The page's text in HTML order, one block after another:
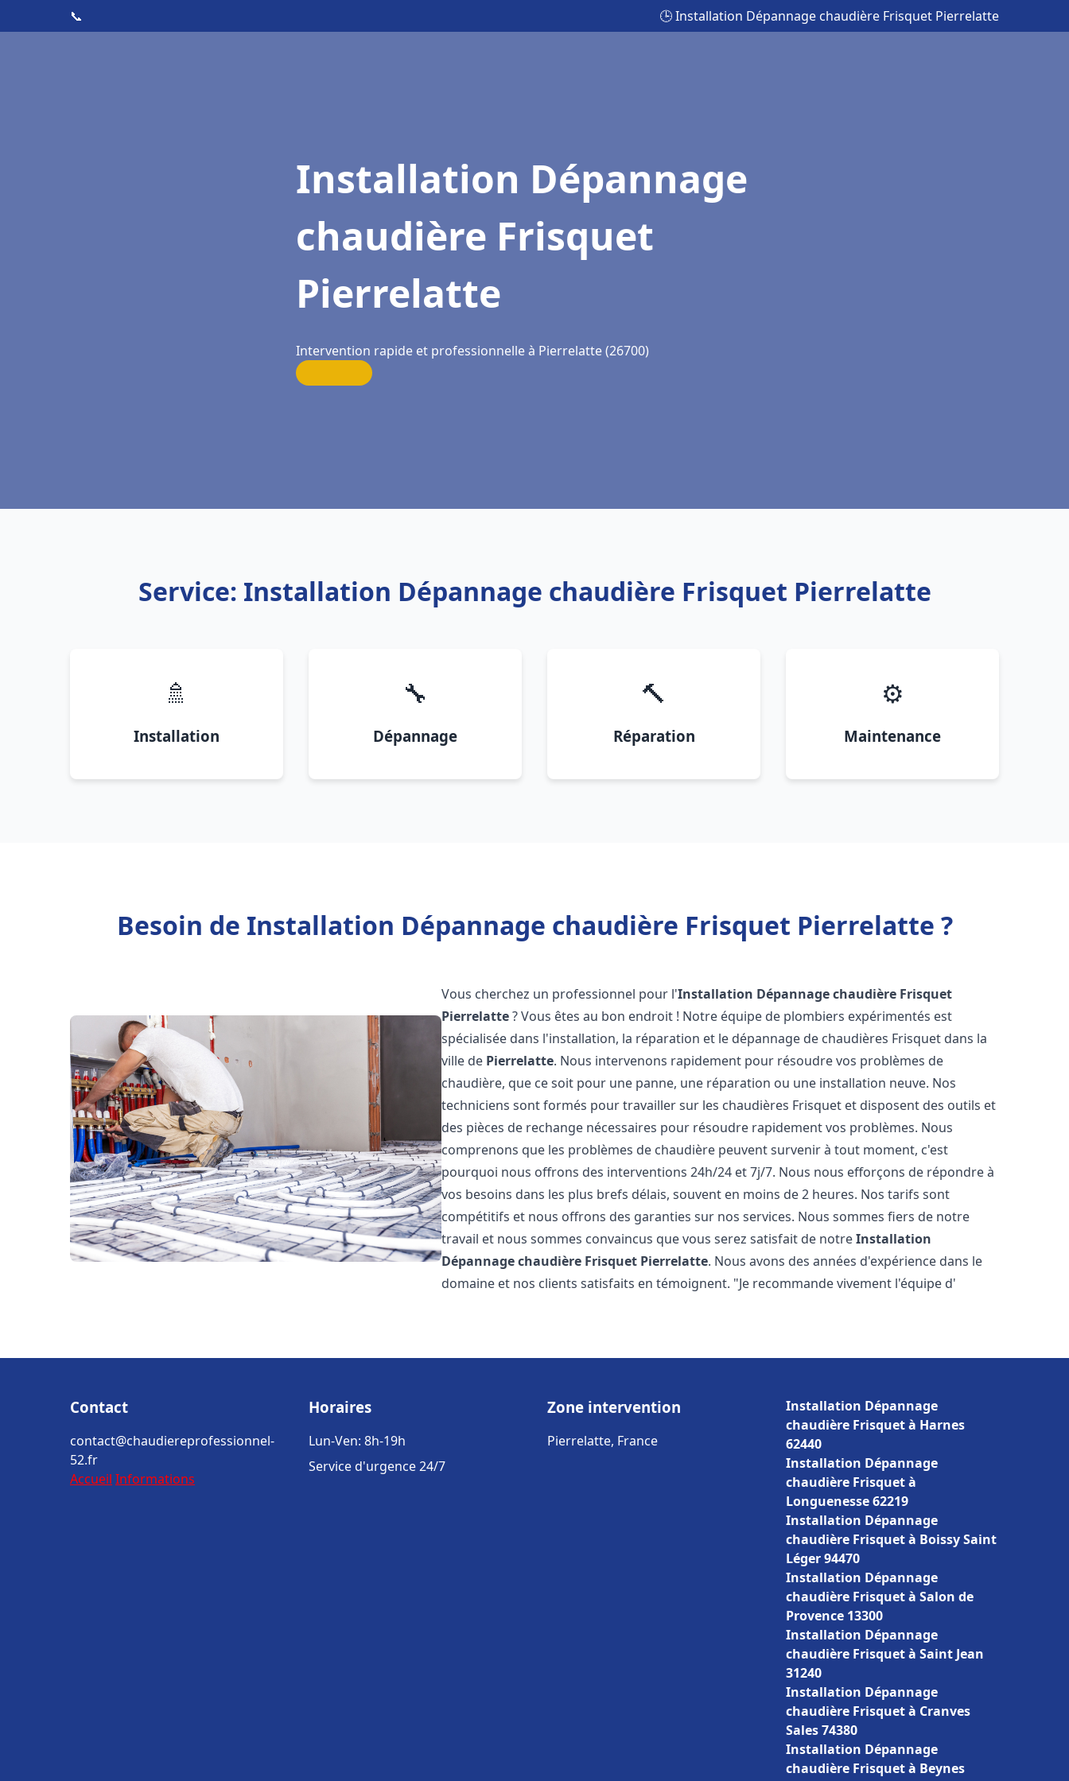
📞 🕒 Installation Dépannage chaudière Frisquet Pierrelatte
Installation Dépannage
chaudière Frisquet
Pierrelatte
Intervention rapide et professionnelle à Pierrelatte (26700)
Service: Installation Dépannage chaudière Frisquet Pierrelatte
🚿
Installation
🔧
Dépannage
🔨
Réparation
⚙️
Maintenance
Besoin de Installation Dépannage chaudière Frisquet Pierrelatte ?
Vous cherchez un professionnel pour l'Installation Dépannage chaudière Frisquet
Pierrelatte? Vous êtes au bon endroit ! Notre équipe de plombiers expérimentés est
spécialisée dans l'installation, la réparation et le dépannage de chaudières Frisquet dans la
ville de Pierrelatte. Nous intervenons rapidement pour résoudre vos problèmes de
chaudière, que ce soit pour une panne, une réparation ou une installation neuve. Nos
techniciens sont formés pour travailler sur les chaudières Frisquet et disposent des outils et
des pièces de rechange nécessaires pour résoudre rapidement vos problèmes. Nous
comprenons que les problèmes de chaudière peuvent survenir à tout moment, c'est
pourquoi nous offrons des interventions 24h/24 et 7j/7. Nous nous efforçons de répondre à
vos besoins dans les plus brefs délais, souvent en moins de 2 heures. Nos tarifs sont
compétitifs et nous offrons des garanties sur nos services. Nous sommes fiers de notre
travail et nous sommes convaincus que vous serez satisfait de notreInstallation
Dépannage chaudière Frisquet Pierrelatte. Nous avons des années d'expérience dans le
domaine et nos clients satisfaits en témoignent. "Je recommande vivement l'équipe d'
Contact
contact@chaudiereprofessionnel-
52.fr
Accueil Informations
Horaires
Lun-Ven: 8h-19h
Service d'urgence 24/7
Zone intervention
Pierrelatte, France
Installation Dépannage
chaudière Frisquet à Harnes
62440
Installation Dépannage
chaudière Frisquet à
Longuenesse 62219
Installation Dépannage
chaudière Frisquet à Boissy Saint
Léger 94470
Installation Dépannage
chaudière Frisquet à Salon de
Provence 13300
Installation Dépannage
chaudière Frisquet à Saint Jean
31240
Installation Dépannage
chaudière Frisquet à Cranves
Sales 74380
Installation Dépannage
chaudière Frisquet à Beynes